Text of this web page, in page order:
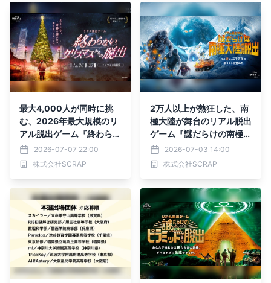
ェイ）からの脱出』
最大4,000人が同時に挑
む、2026年最大規模のリ
アル脱出ゲーム『終わらな
いクリスマスからの脱出』
2026年12月26日(土)、2
7日(日)にパシフィコ横浜
2026-07-07 22:00
株式会社SCRAP
2万人以上が熱狂した、南
極大陸が舞台のリアル脱出
ゲーム『謎だらけの南極大
陸からの脱出』 札幌&仙台
の2都市で追加開催決定!!
2026-07-03 14:00
株式会社SCRAP